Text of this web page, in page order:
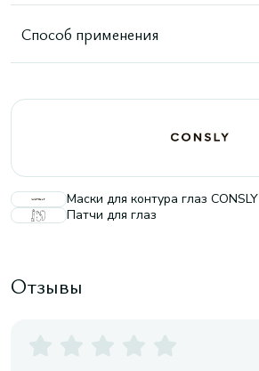
Способ применения
Маски для контура глаз CONSLY
Патчи для глаз
Отзывы